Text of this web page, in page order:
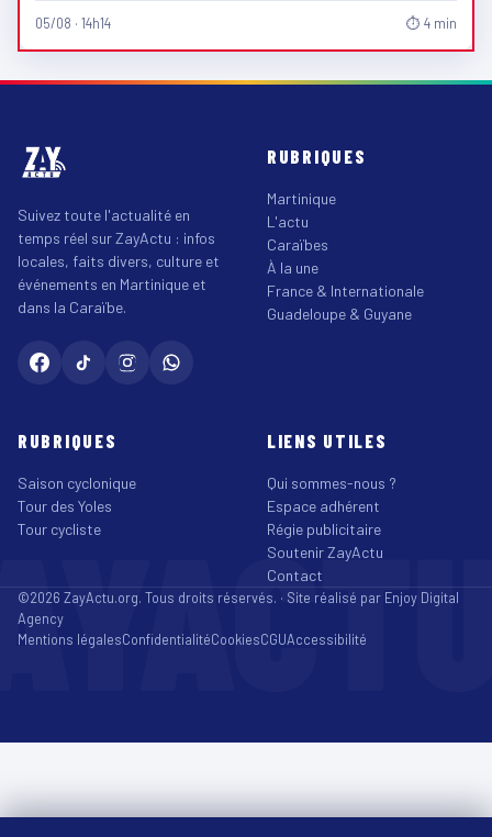
05/08 · 14h14 ⏱ 4 min
Suivez toute l'actualité en
temps réel sur ZayActu : infos
locales, faits divers, culture et
événements en Martinique et
dans la Caraïbe.
RUBRIQUES
Martinique
L'actu
Caraïbes
À la une
France & Internationale
Guadeloupe & Guyane
RUBRIQUES
Saison cyclonique
Tour des Yoles
Tour cycliste
LIENS UTILES
Qui sommes-nous ?
Espace adhérent
Régie publicitaire
Soutenir ZayActu
Contact
©2026 ZayActu.org. Tous droits réservés. · Site réalisé par Enjoy Digital
Agency
Mentions légalesConfidentialitéCookiesCGUAccessibilité